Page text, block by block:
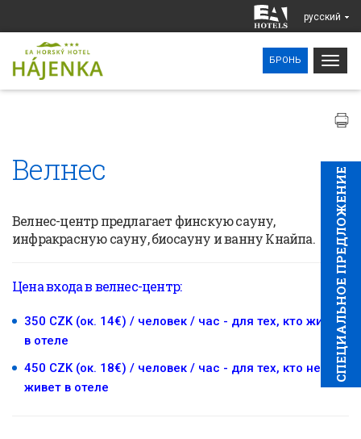
pусский
БРОНЬ
CПЕЦИAЛЬНОЕ ПРЕДЛОЖЕНИЕ
Велнес
Велнес-центр предлагает финскую сауну,
инфракрасную сауну, биосауну иванну Кнайпа.
Цена входа в велнес-центр:
350 CZK (ок. 14€) / человек / час - для тех, кто живет
в отеле
450 CZK (ок. 18€) / человек / час - для тех, кто не
живет в отеле